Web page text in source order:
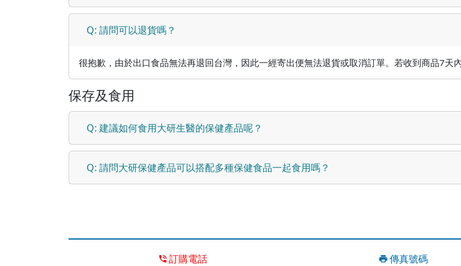
Q: 請問可以退貨嗎？
很抱歉，由於出口食品無法再退回台灣，因此一經寄出便無法退貨或取消訂單。若收到商品7天
保存及食用
Q: 建議如何食用大研生醫的保健產品呢？
Q: 請問大研保健產品可以搭配多種保健食品一起食用嗎？
訂購電話 傳真號碼